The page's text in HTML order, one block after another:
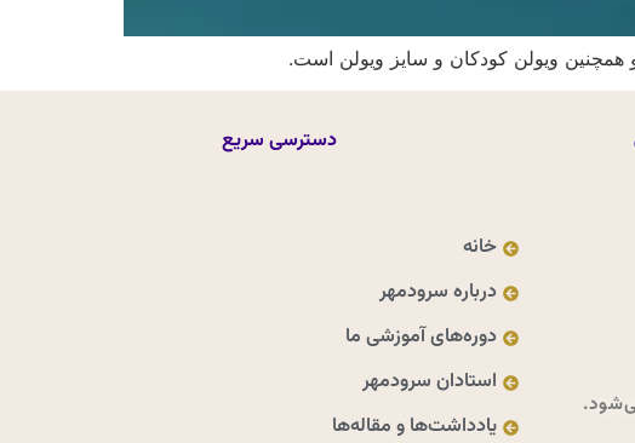
همچنین ویولن کودکان و سایز ویولن است.
دسترسی سریع
خانه
درباره سرودمهر
دوره‌های آموزشی ما
استادان سرودمهر
یادداشت‌ها و مقاله‌ها